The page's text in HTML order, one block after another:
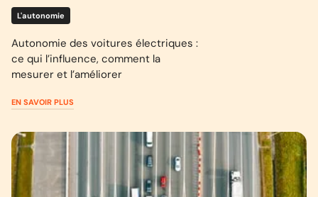
L'autonomie
Autonomie des voitures électriques :
ce qui l’influence, comment la
mesurer et l’améliorer
EN SAVOIR PLUS